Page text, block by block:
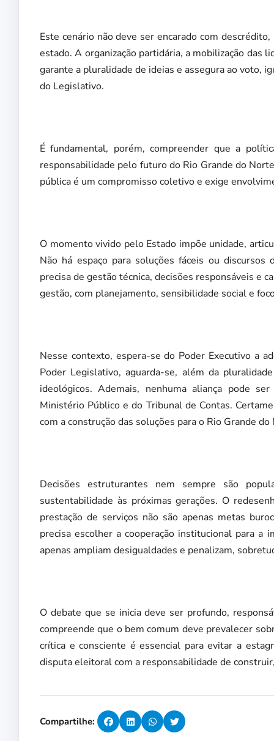
Este cenário não deve ser encarado com
estado. A organização partidária, a mobilização das
garante a pluralidade de ideias e assegura ao voto,
do Legislativo.
É fundamental, porém, compreender que a
responsabilidade pelo futuro do Rio Grande do
pública é um compromisso coletivo e exige
O momento vivido pelo Estado impõe unidade,
Não há espaço para soluções fáceis ou
precisa de gestão técnica, decisões responsáveis e
gestão, com planejamento, sensibilidade social e
Nesse contexto, espera-se do Poder Executivo a
Poder Legislativo, aguarda-se, além da
ideológicos. Ademais, nenhuma aliança pode
Ministério Público e do Tribunal de Contas.
com a construção das soluções para o Rio Grande
Decisões estruturantes nem sempre são
sustentabilidade às próximas gerações. O
prestação de serviços não são apenas metas
precisa escolher a cooperação institucional para a
apenas ampliam desigualdades e penalizam,
O debate que se inicia deve ser profundo,
compreende que o bem comum deve prevalecer
crítica e consciente é essencial para evitar a
disputa eleitoral com a responsabilidade de
Compartilhe: